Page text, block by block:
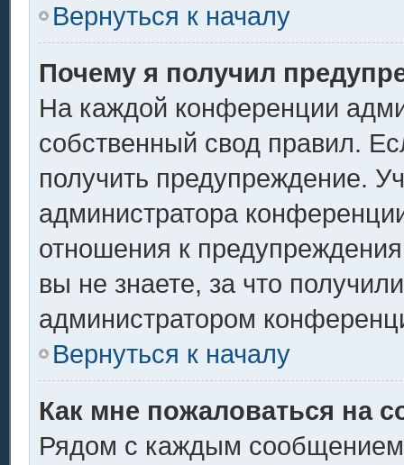
Вернуться к началу
Почему я получил
На каждой конференции
собственный свод правил.
получить предупреждение.
администратора
отношения к
вы не знаете, за что
администратором
Вернуться к началу
Как мне пожаловаться на
Рядом с каждым сообщением